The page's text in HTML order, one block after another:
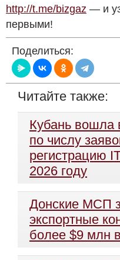
http://t.me/bizgaz — и
первыми!
Поделиться:
Читайте также:
Кубань вошла
по числу
регистрацию
2026 году
Донские МСП
экспортные
более $9 млн